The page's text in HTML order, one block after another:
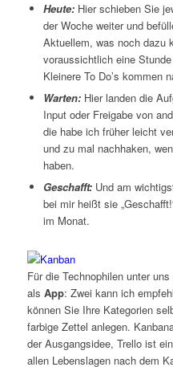
Heute:Hier schieben Sie
der Woche weiter und
Aktuellem, was noch dazu
voraussichtlich eine
Kleinere To Do’s kommen
Warten: Hier landen die
Input oder Freigabe von
die habe ich früher leicht
und zu mal nachhaken,
haben.
Geschafft:Und am
bei mir heißt sie
im Monat.
Für die Technophilen unter
als App: Zwei kann ich
können Sie Ihre Kategorien
farbige Zettel anlegen.
der Ausgangsidee, Trello ist
allen Lebenslagen nach dem